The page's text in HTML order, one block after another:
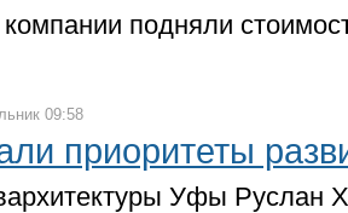
подняли
09:58
приоритеты
Уфы Руслан